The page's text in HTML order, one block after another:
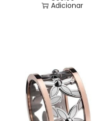
Adicionar